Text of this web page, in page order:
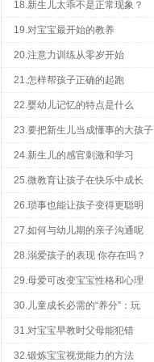
18.新生儿太乖不是正常现象？
19.对宝宝最开始的教养
20.注意力训练从零岁开始
21.怎样帮孩子正确的起跑
22.婴幼儿记忆的特点是什么
23.要把新生儿当成懂事的大孩子
24.新生儿的感官刺激和学习
25.微教育让孩子在快乐中成长
26.琐事也能让孩子变得更聪明
27.如何与幼儿期的亲子沟通呢
28.溺爱孩子的表现 你存在吗？
29.母爱可改变宝宝性格和心理
30.儿童成长必需的“养分”：玩
31.对宝宝早教时父母能犯错
32.锻炼宝宝视觉能力的方法